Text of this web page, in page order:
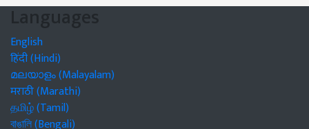
Languages
English
हिंदी (Hindi)
മലയാളം (Malayalam)
मराठी (Marathi)
தமிழ் (Tamil)
বাঙালি (Bengali)